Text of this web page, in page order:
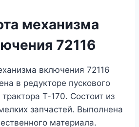
механизма
72116
включения 72116
в редукторе пускового
трактора Т-170. Состоит из
запчастей. Выполнена
материала.